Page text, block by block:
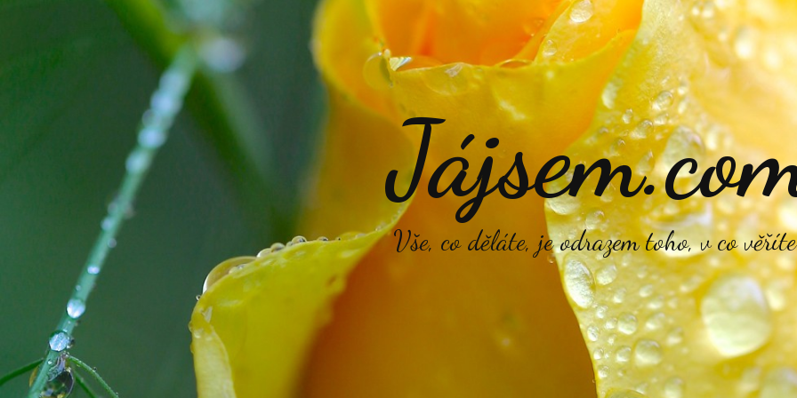
Vše, co děláte, je odrazem toho, v co